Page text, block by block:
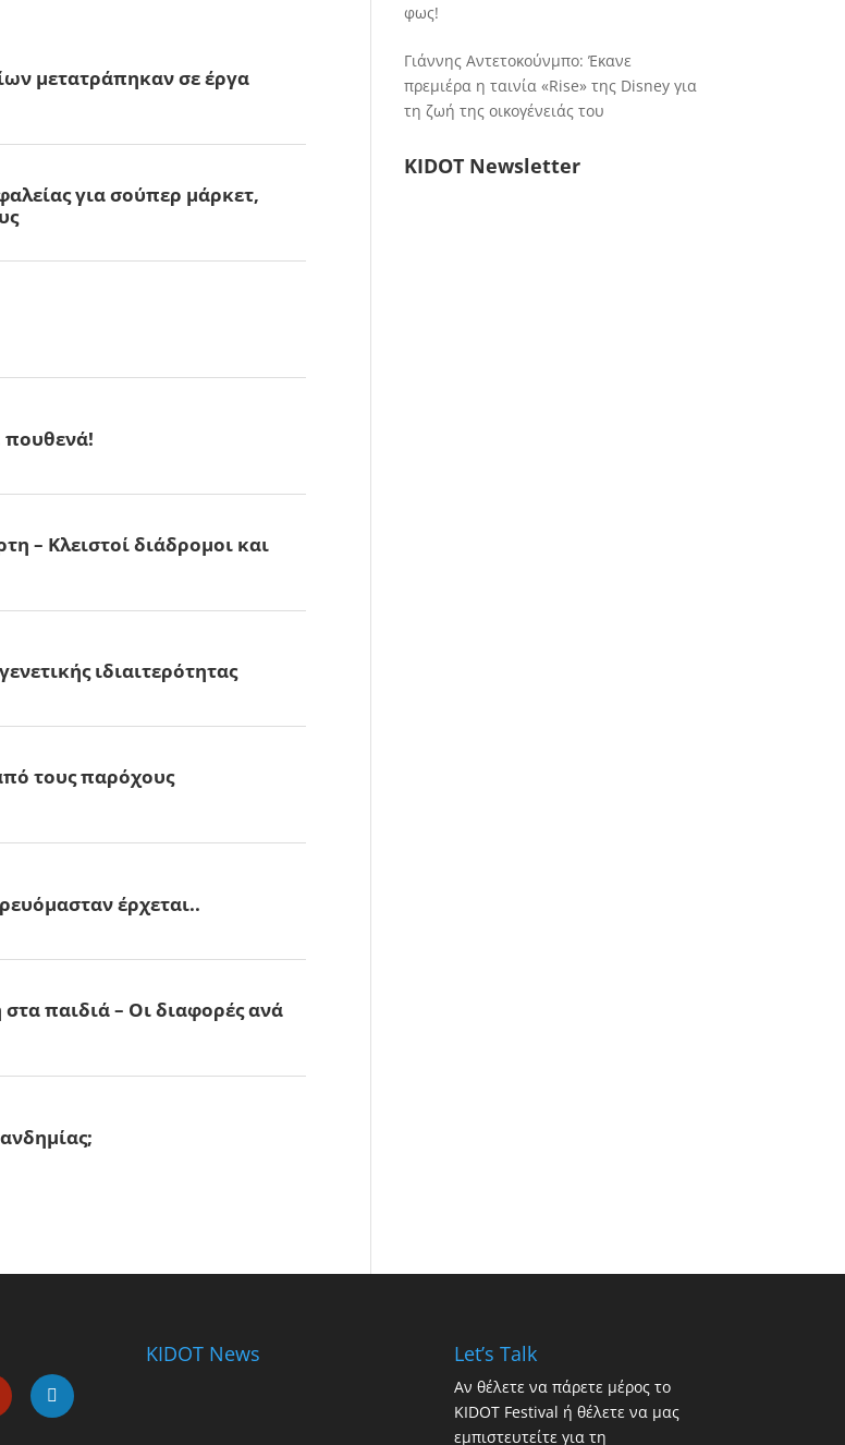
φως!
Γιάννης Αντετοκούνμπο: Έκανε
πρεμιέρα η ταινία «Rise» της Disney για
τη ζωή της οικογένειάς του
KIDOT Newsletter
KIDOT News Let’s Talk
Αν θέλετε να πάρετε μέρος το
KIDOT Festival ή θέλετε να μας
εμπιστευτείτε για τη